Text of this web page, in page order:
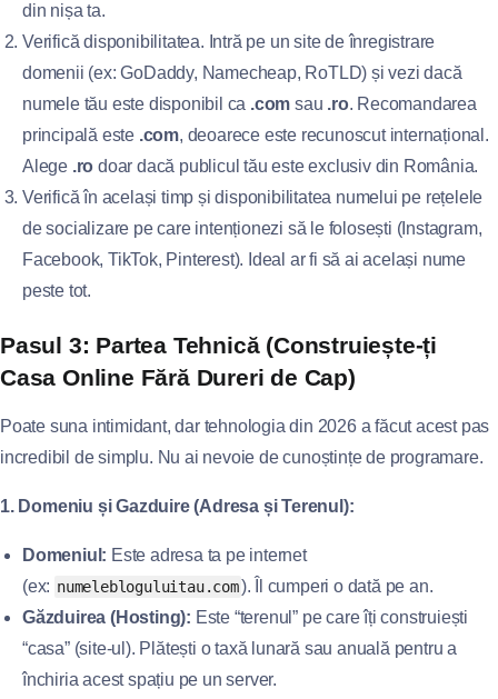
din nișa ta.
Verifică disponibilitatea. Intră pe un site de înregistrare
domenii (ex: GoDaddy, Namecheap, RoTLD) și vezi dacă
numele tău este disponibil ca .com sau .ro. Recomandarea
principală este .com, deoarece este recunoscut internațional.
Alege .ro doar dacă publicul tău este exclusiv din România.
Verifică în același timp și disponibilitatea numelui pe rețelele
de socializare pe care intenționezi să le folosești (Instagram,
Facebook, TikTok, Pinterest). Ideal ar fi să ai același nume
peste tot.
Pasul 3: Partea Tehnică (Construiește-ți
Casa Online Fără Dureri de Cap)
Poate suna intimidant, dar tehnologia din 2026 a făcut acest pas
incredibil de simplu. Nu ai nevoie de cunoștințe de programare.
1. Domeniu și Gazduire (Adresa și Terenul):
Domeniul: Este adresa ta pe internet
(ex: numelebloguluitau.com). Îl cumperi o dată pe an.
Găzduirea (Hosting): Este “terenul” pe care îți construiești
“casa” (site-ul). Plătești o taxă lunară sau anuală pentru a
închiria acest spațiu pe un server.